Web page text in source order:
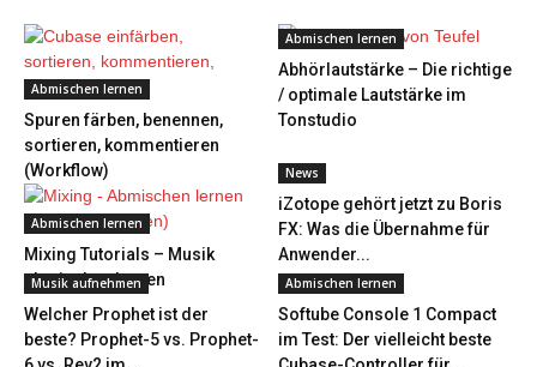
Abmischen lernen
Spuren färben, benennen,
sortieren, kommentieren
(Workflow)
Abmischen lernen
Abhörlautstärke – Die richtige
/ optimale Lautstärke im
Tonstudio
Abmischen lernen
Mixing Tutorials – Musik
abmischen lernen
News
iZotope gehört jetzt zu Boris
FX: Was die Übernahme für
Anwender...
Musik aufnehmen
Welcher Prophet ist der
beste? Prophet-5 vs. Prophet-
Abmischen lernen
Softube Console 1 Compact
im Test: Der vielleicht beste